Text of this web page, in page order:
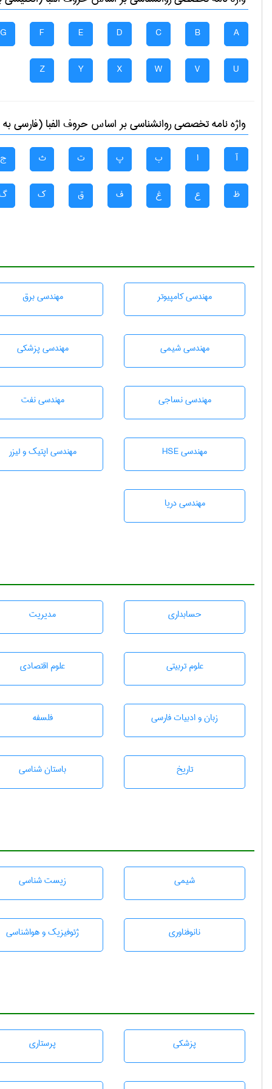
A
B
C
D
E
F
G
U
V
W
X
Y
Z
واژه نامه تخصصیروانشناسیبر اساس حروف الفبا (فارسی
آ ا ب پ ت ث ج
ظ ع غ ف ق ک
مهندسی كامپيوتر مهندسی برق
مهندسي شيمی مهندسی پزشکی
مهندسي نساجی مهندسی نفت
مهندسی HSE مهندسی اپتیک و لیزر
مهندسی دریا
حسابداری مديريت
علوم تربيتی علوم اقتصادی
زبان و ادبيات فارسی فلسفه
تاريخ باستان شناسی
شيمی زيست شناسی
نانوفناوری ژئوفيزيك و هواشناسی
پزشكی پرستاری